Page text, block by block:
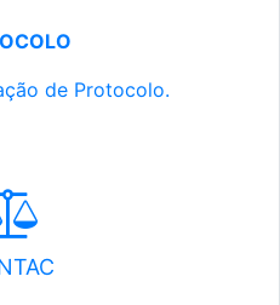
de Protocolo.